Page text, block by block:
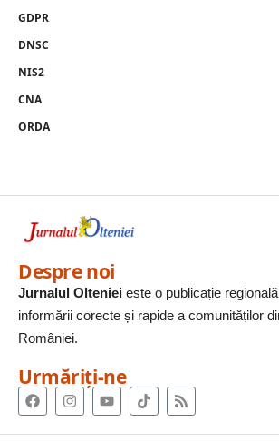
GDPR
DNSC
NIS2
CNA
ORDA
Despre noi
Jurnalul Olteniei este o publicație
informării corecte și rapide a comunităților
României.
Urmăriți-ne